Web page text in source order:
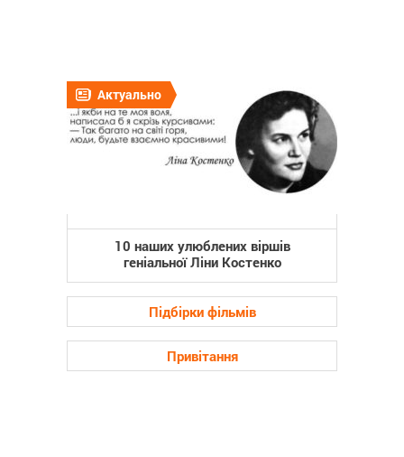
Актуально
10 наших улюблених віршів
геніальної Ліни Костенко
Підбірки фільмів
Привітання